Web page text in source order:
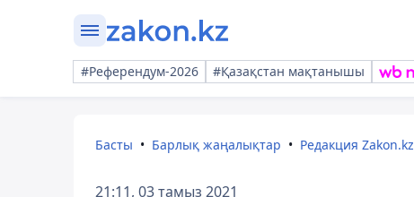
#Референдум-2026 #Қазақстан мақтанышы
Басты Барлық жаңалықтар Редакция Zakon.kz
21:11, 03 тамыз 2021